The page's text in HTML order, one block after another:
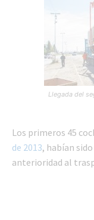
Llegada del
Los primeros 45
de 2013, habían
anterioridad al